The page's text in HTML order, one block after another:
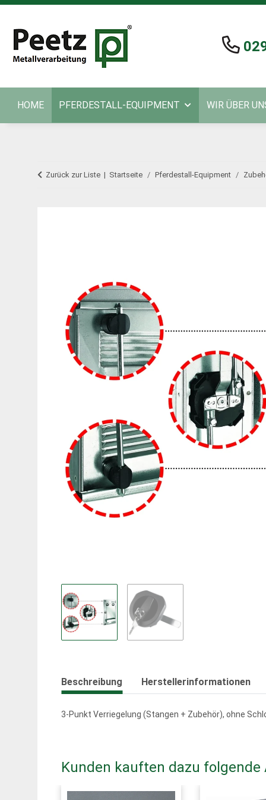
HOME PFERDESTALL-EQUIPMENT WIR ÜBER
Zurück zur Liste Startseite Pferdestall-Equipment
Beschreibung Herstellerinformationen
3-Punkt Verriegelung (Stangen + Zubehör), ohne
Kunden kauften dazu folgende